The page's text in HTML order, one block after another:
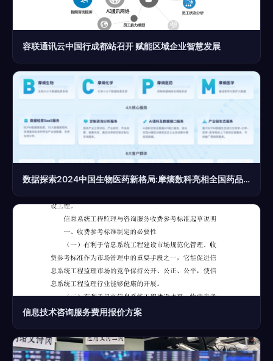
容联通讯云中国行成都站召开 赋能区域企业智慧发展
数据探索2024中国生物医药新格局:摩熵数科亮相全国药品研发及技术交易年会
信息技术咨询服务费用报价方案